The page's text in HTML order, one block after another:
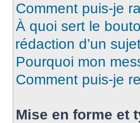
Comment puis-je
À quoi sert le
rédaction d’un
Pourquoi mon
Comment puis-je
Mise en forme et